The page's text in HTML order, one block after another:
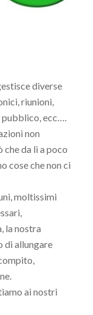
diverse
riunioni,
ecc….
non
da lì a poco
cose che non ci
moltissimi
la nostra
di allungare
ai nostri